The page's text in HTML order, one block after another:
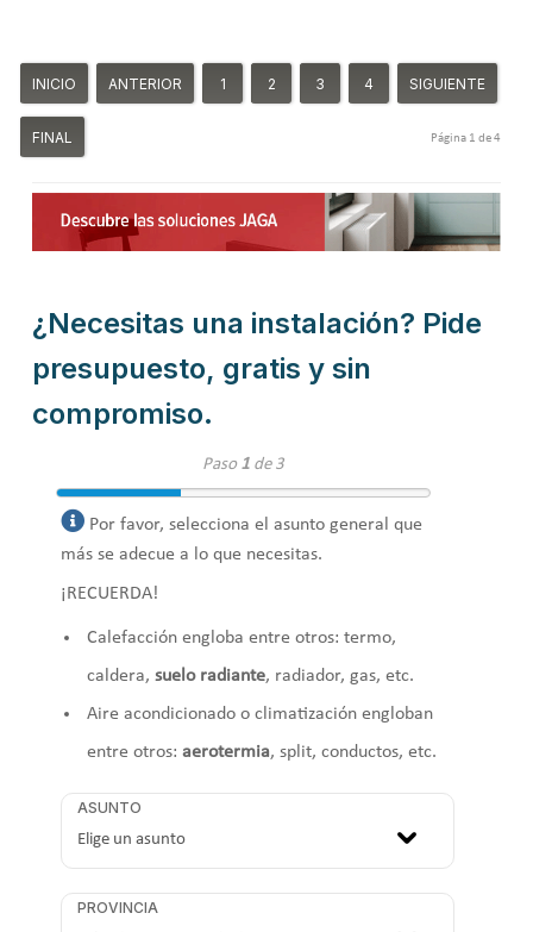
INICIO ANTERIOR 1 2 3 4 SIGUIENTE
FINAL Página 1 de 4
¿Necesitas una instalación? Pide
presupuesto, gratis y sin
compromiso.
Paso 1de 3
Por favor, selecciona el asunto general que
más se adecue a lo que necesitas.
¡RECUERDA!
Calefacción engloba entre otros: termo,
caldera, suelo radiante, radiador, gas, etc.
Aire acondicionado o climatización engloban
entre otros: aerotermia, split, conductos, etc.
ASUNTO
PROVINCIA